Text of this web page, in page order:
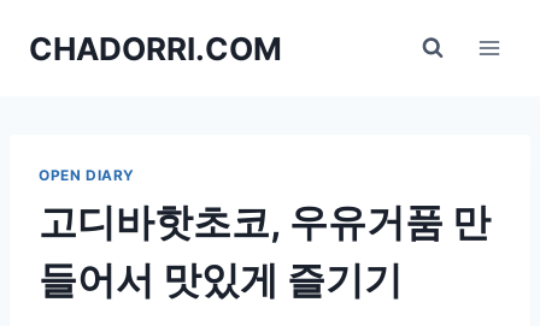
CHADORRI.COM
OPEN DIARY
고디바핫초코, 우유거품 만
들어서 맛있게 즐기기